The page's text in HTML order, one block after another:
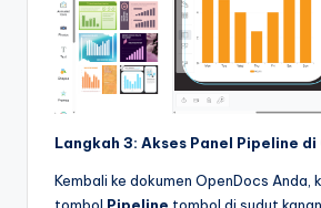
Langkah 3: Akses Panel Pipeline di
Kembali ke dokumen OpenDocs Anda,
tombol Pipeline tombol di sudut